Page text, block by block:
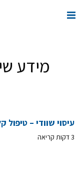
מידע
עיסוי שוודי –
3 דקות קריאה